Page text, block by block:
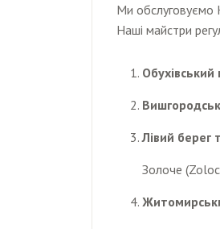
Ми обслуговуємо
Наші майстри
Лівий берег
Золоче